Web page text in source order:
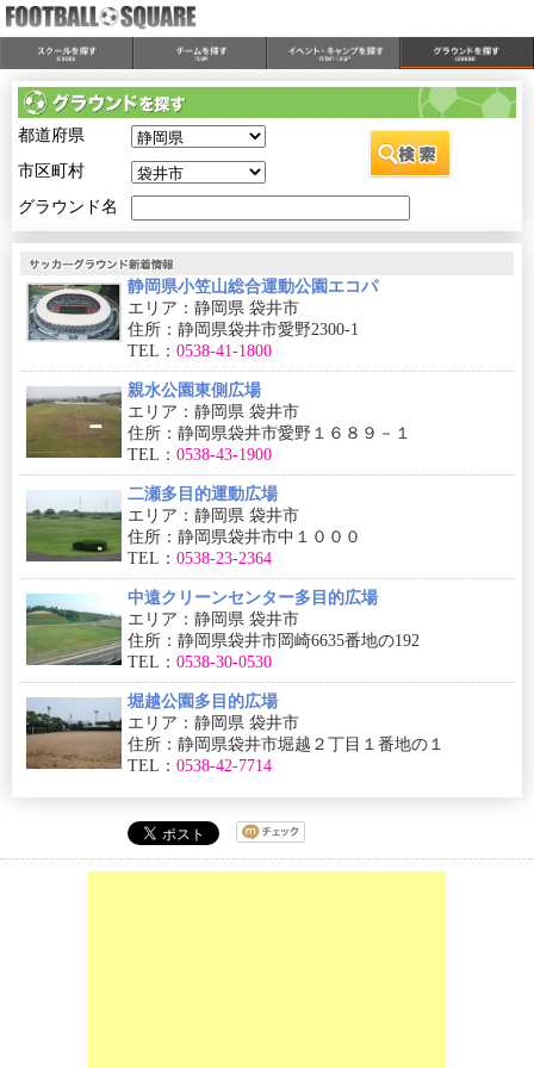
都道府県
市区町村
グラウンド名
静岡県小笠山総合運動公園エコパ
エリア：静岡県 袋井市
住所：静岡県袋井市愛野2300-1
TEL： 0538-41-1800
親水公園東側広場
エリア：静岡県 袋井市
住所：静岡県袋井市愛野１６８９－１
TEL： 0538-43-1900
二瀬多目的運動広場
エリア：静岡県 袋井市
住所：静岡県袋井市中１０００
TEL： 0538-23-2364
中遠クリーンセンター多目的広場
エリア：静岡県 袋井市
住所：静岡県袋井市岡崎6635番地の192
TEL： 0538-30-0530
堀越公園多目的広場
エリア：静岡県 袋井市
住所：静岡県袋井市堀越２丁目１番地の１
TEL： 0538-42-7714